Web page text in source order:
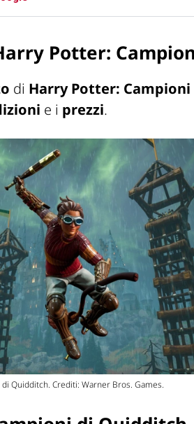
Potter:
di Harry Potter:
e i prezzi.
Quidditch. Crediti: Warner Bros. Games.